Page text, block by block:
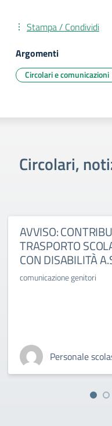
Stampa / Condividi
Argomenti
Circolari e comunicazioni
Circolari,
AVVISO:
TRASPORTO
CON DISABILITÀ
comunicazione genitori
Personale